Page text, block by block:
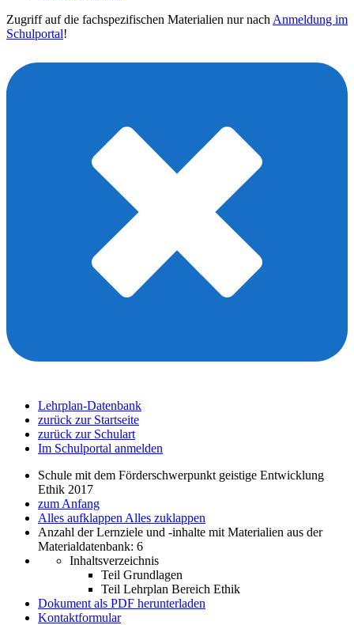
Zugriff auf die fachspezifischen Materialien nur nach Anmeldung im
Schulportal!
Lehrplan-Datenbank
zurück zur Startseite
zurück zur Schulart
Im Schulportal anmelden
Schule mit dem Förderschwerpunkt geistige Entwicklung
Ethik 2017
zum Anfang
Alles aufklappen Alles zuklappen
Anzahl der Lernziele und -inhalte mit Materialien aus der
Materialdatenbank: 6
Inhaltsverzeichnis
Teil Grundlagen
Teil Lehrplan Bereich Ethik
Dokument als PDF herunterladen
Kontaktformular